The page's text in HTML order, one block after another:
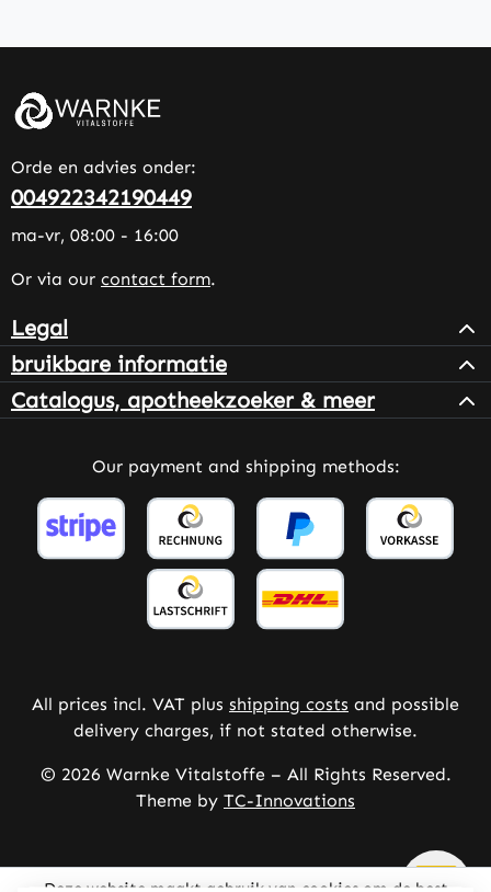
Orde en advies onder:
004922342190449
ma-vr, 08:00 - 16:00
Or via our contact form.
Legal
bruikbare informatie
Catalogus, apotheekzoeker & meer
Our payment and shipping methods:
All prices incl. VAT plus shipping costs and possible
delivery charges, if not stated otherwise.
© 2026 Warnke Vitalstoffe – All Rights Reserved.
Theme by TC-Innovations